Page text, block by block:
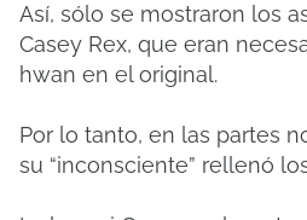
Así, sólo se mostraron los
Casey Rex, que eran
hwan en el original.
Por lo tanto, en las partes
su “inconsciente” rellenó